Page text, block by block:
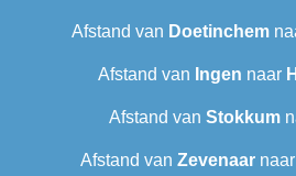
Afstand van Doetinchem
Afstand van Ingen naar
Afstand van Stokkum
Afstand van Zevenaar naar